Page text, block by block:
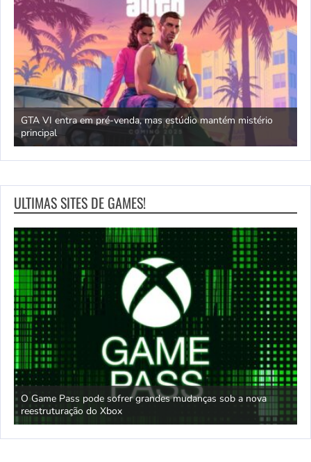
GTA VI entra em pré-venda, mas estúdio mantém mistério
principal
ULTIMAS SITES DE GAMES!
O Game Pass pode sofrer grandes mudanças sob a nova
reestruturação do Xbox